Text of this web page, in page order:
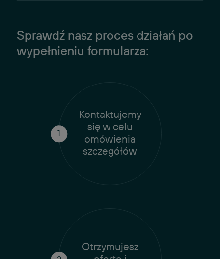
Sprawdź nasz proces działań po
wypełnieniu formularza:
Kontaktujemy
się w celu
omówienia
szczegółów
Otrzymujesz